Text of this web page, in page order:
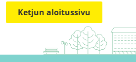
Ketjun aloitussivu